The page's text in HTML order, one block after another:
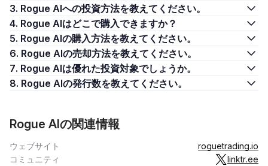
3. Rogue AIへの投資方法を教えてください。
4. Rogue AIはどこで購入できますか？
5. Rogue AIの購入方法を教えてください。
6. Rogue AIの売却方法を教えてください。
7. Rogue AIは優れた投資対象でしょうか。
8. Rogue AIの発行数を教えてください。
Rogue AIの関連情報
ウェブサイト
roguetrading.io
コミュニティ
linktr.ee